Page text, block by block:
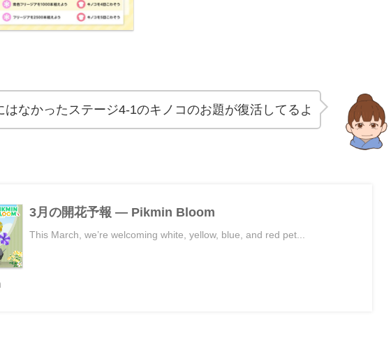
はなかったステージ4-1のキノコのお題が復活してるよ
3月の開花予報 — Pikmin Bloom
This March, we’re welcoming white, yellow, blue, and red pet...